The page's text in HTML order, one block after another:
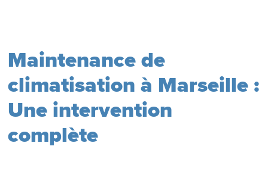
Maintenance de
climatisation à Marseille :
Une intervention
complète